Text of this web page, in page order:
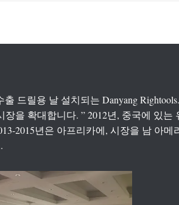
드릴용 날 설치되는 Danyang
을 확대합니다. ” 2012년, 중국에 있는
2015년은 아프리카에, 시장을 남 아메